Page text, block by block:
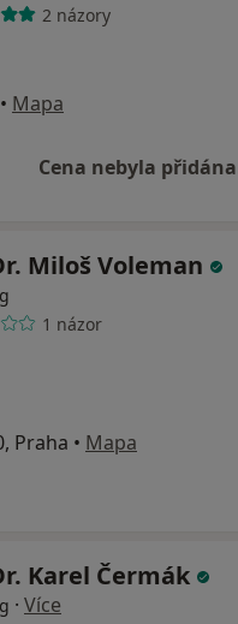
2 názory
• Mapa
Cena nebyla přidána
Miloš Voleman
1 názor
Praha • Mapa
Karel Čermák
· Více